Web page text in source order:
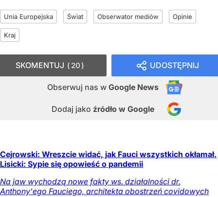
Unia Europejska Świat Obserwator mediów Opinie
Kraj
UDOSTĘPNIJ
Obserwuj nas w Google News
Dodaj jako źródło w Google
SKOMENTUJ 20
Cejrowski: Wreszcie widać, jak Fauci wszystkich okłamał.
Lisicki: Sypie się opowieść o pandemii
Na jaw wychodzą nowe fakty ws. działalności dr.
Anthony'ego Fauciego, architekta obostrzeń covidowych